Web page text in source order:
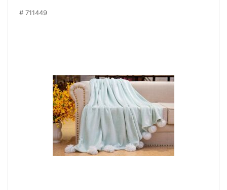
711449